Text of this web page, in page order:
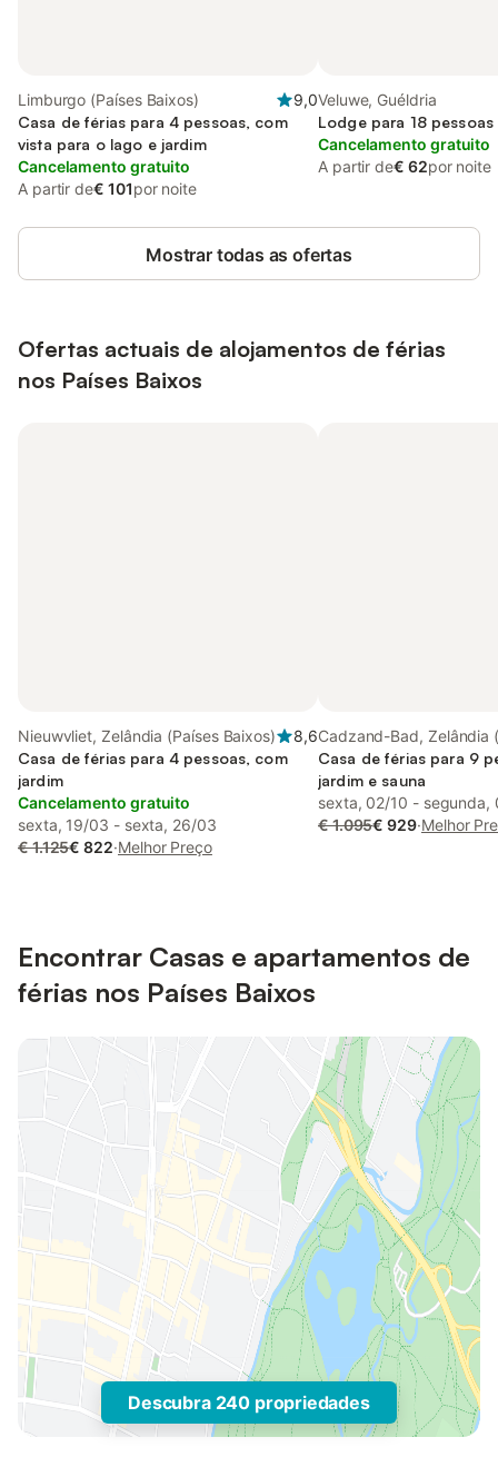
Limburgo (Países Baixos)
9,0
Casa de férias para 4 pessoas, com
vista para o lago e jardim
Cancelamento gratuito
A partir de€ 101por noite
Veluwe, Guéldria
Lodge para 18 pessoas
Cancelamento gratuito
A partir de€ 62por noite
Mostrar todas as ofertas
Ofertas actuais de alojamentos de férias
nos Países Baixos
Nieuwvliet, Zelândia (Países Baixos)
8,6
Casa de férias para 4 pessoas, com
jardim
Cancelamento gratuito
sexta, 19/03 - sexta, 26/03
€ 1.125€ 822·Melhor Preço
Cadzand-Bad, Zelândia
Baixos)
Casa de férias para 9
jardim e sauna
sexta, 02/10 - segunda,
€ 1.095€ 929·Melhor
Encontrar Casas e apartamentos de
férias nos Países Baixos
Descubra 240 propriedades